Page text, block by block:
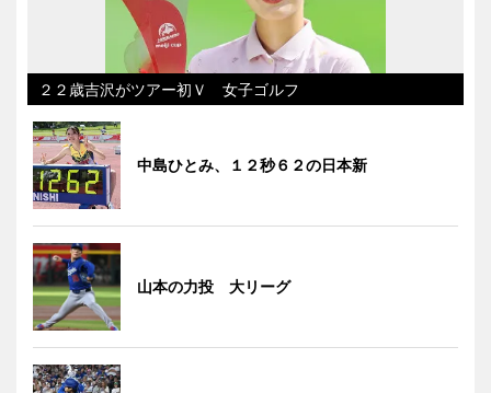
２２歳吉沢がツアー初Ｖ 女子ゴルフ
中島ひとみ、１２秒６２の日本新
山本の力投 大リーグ